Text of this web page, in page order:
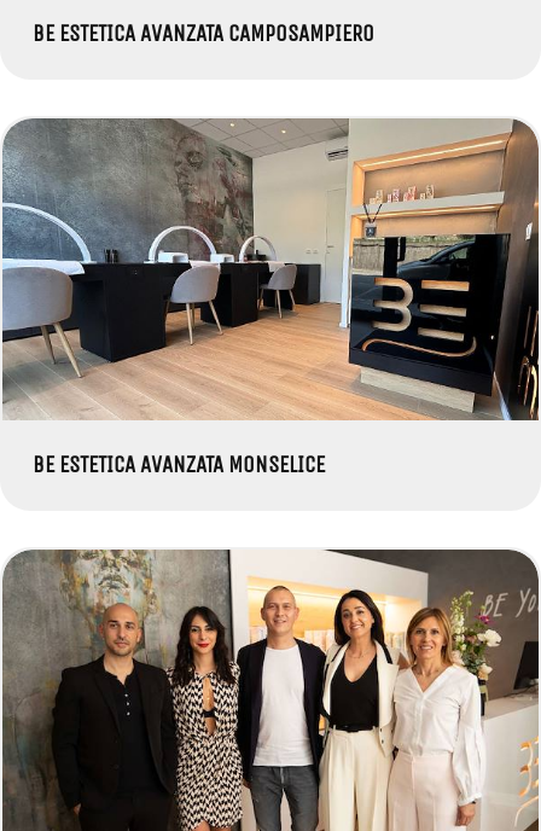
BE ESTETICA AVANZATA CAMPOSAMPIERO
BE ESTETICA AVANZATA MONSELICE